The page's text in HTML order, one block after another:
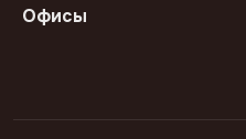
Офисы